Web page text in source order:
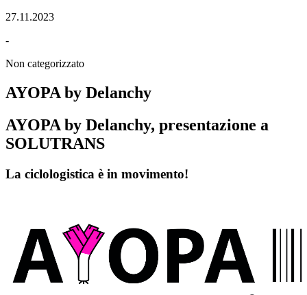
27.11.2023
-
Non categorizzato
AYOPA by Delanchy
AYOPA by Delanchy, presentazione a
SOLUTRANS
La ciclologistica è in movimento!